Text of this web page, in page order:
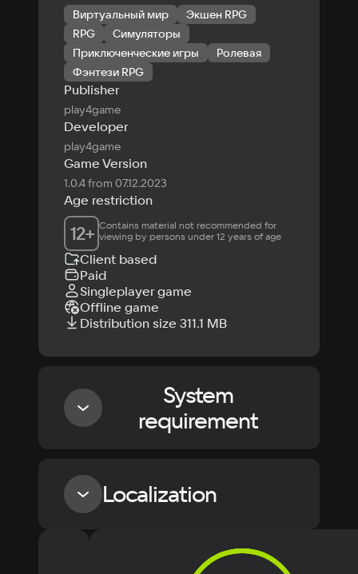
Виртуальный мир
Экшен RPG
RPG
Симуляторы
Приключенческие игры
Ролевая
Фэнтези RPG
Publisher
play4game
Developer
play4game
Game Version
1.0.4 from 07.12.2023
Age restriction
12+ Contains material not recommended for
viewing by persons under 12 years of age
Client based
Paid
Singleplayer game
Offline game
Distribution size 311.1 MB
System
requirement
MinimumLocalization
Voiceover
Language